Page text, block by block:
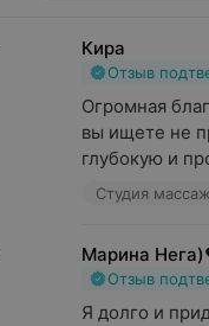
Кира
Отзыв
Огромная
вы ищете не
глубокую и
Студия
Марина
Отзыв
Я долго и